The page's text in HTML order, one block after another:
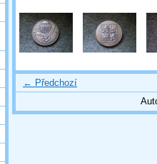
← Předchozí